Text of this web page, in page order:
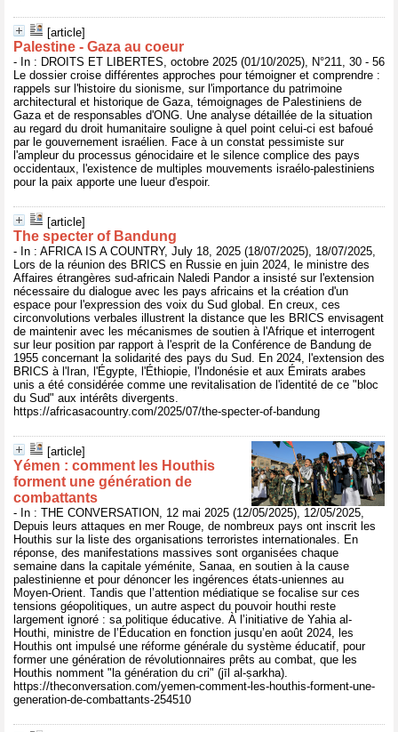
[article]
Palestine - Gaza au coeur
- In : DROITS ET LIBERTES, octobre 2025 (01/10/2025), N°211, 30 - 56
Le dossier croise différentes approches pour témoigner et comprendre :
rappels sur l'histoire du sionisme, sur l'importance du patrimoine
architectural et historique de Gaza, témoignages de Palestiniens de
Gaza et de responsables d'ONG. Une analyse détaillée de la situation
au regard du droit humanitaire souligne à quel point celui-ci est bafoué
par le gouvernement israélien. Face à un constat pessimiste sur
l'ampleur du processus génocidaire et le silence complice des pays
occidentaux, l'existence de multiples mouvements israélo-palestiniens
pour la paix apporte une lueur d'espoir.
[article]
The specter of Bandung
- In : AFRICA IS A COUNTRY, July 18, 2025 (18/07/2025), 18/07/2025,
Lors de la réunion des BRICS en Russie en juin 2024, le ministre des
Affaires étrangères sud-africain Naledi Pandor a insisté sur l'extension
nécessaire du dialogue avec les pays africains et la création d'un
espace pour l'expression des voix du Sud global. En creux, ces
circonvolutions verbales illustrent la distance que les BRICS envisagent
de maintenir avec les mécanismes de soutien à l'Afrique et interrogent
sur leur position par rapport à l'esprit de la Conférence de Bandung de
1955 concernant la solidarité des pays du Sud. En 2024, l'extension des
BRICS à l'Iran, l'Égypte, l'Éthiopie, l'Indonésie et aux Émirats arabes
unis a été considérée comme une revitalisation de l'identité de ce "bloc
du Sud" aux intérêts divergents.
https://africasacountry.com/2025/07/the-specter-of-bandung
[article]
Yémen : comment les Houthis
forment une génération de
combattants
- In : THE CONVERSATION, 12 mai 2025 (12/05/2025), 12/05/2025,
Depuis leurs attaques en mer Rouge, de nombreux pays ont inscrit les
Houthis sur la liste des organisations terroristes internationales. En
réponse, des manifestations massives sont organisées chaque
semaine dans la capitale yéménite, Sanaa, en soutien à la cause
palestinienne et pour dénoncer les ingérences états-uniennes au
Moyen-Orient. Tandis que l’attention médiatique se focalise sur ces
tensions géopolitiques, un autre aspect du pouvoir houthi reste
largement ignoré : sa politique éducative. À l’initiative de Yahia al-
Houthi, ministre de l’Éducation en fonction jusqu’en août 2024, les
Houthis ont impulsé une réforme générale du système éducatif, pour
former une génération de révolutionnaires prêts au combat, que les
Houthis nomment "la génération du cri" (jīl al-ṣarkha).
https://theconversation.com/yemen-comment-les-houthis-forment-une-
generation-de-combattants-254510